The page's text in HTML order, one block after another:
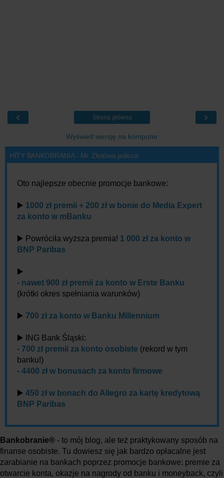
‹ ›
Strona główna
Wyświetl wersję na komputer
HITY BANKOBRANIA - Mr. Złotówa poleca:
Oto najlepsze obecnie promocje bankowe:
▶️ 1000 zł premii + 200 zł w bonie do Media Expert
za konto w mBanku
▶️ Powróciła wyższa premia! 1 000 zł za konto w
BNP Paribas
▶️
- nawet 900 zł premii za konto w Erste Banku
(krótki okres spełniania warunków)
▶️ 700 zł za konto w Banku Millennium
▶️ ING Bank Śląski:
- 700 zł premii za konto osobiste (rekord w tym
banku!)
- 4400 zł w bonusach za konto firmowe
▶️ 450 zł w bonach do Allegro za kartę kredytową
BNP Paribas
Bankobranie® - to mój blog, ale też praktykowany sposób na
finanse osobiste. Tu dowiesz się jak bardzo opłacalne jest
zarabianie na bankach poprzez promocje bankowe: premie za
otwarcie konta, okazje na nagrody od banku i moneyback, czyli